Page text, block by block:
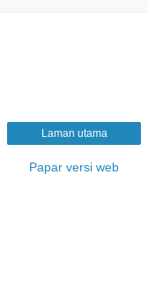
Laman utama
Papar versi web